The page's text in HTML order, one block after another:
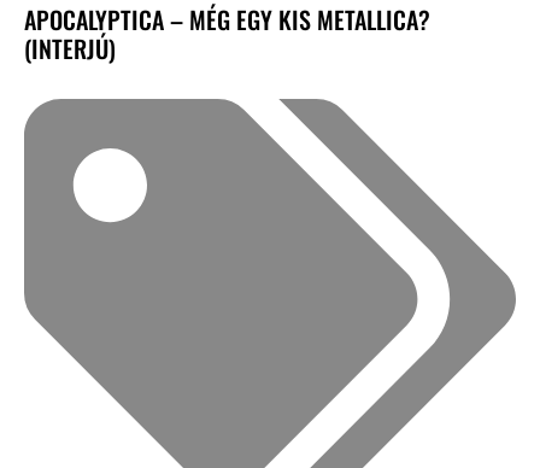
APOCALYPTICA – MÉG EGY KIS METALLICA?
(INTERJÚ)